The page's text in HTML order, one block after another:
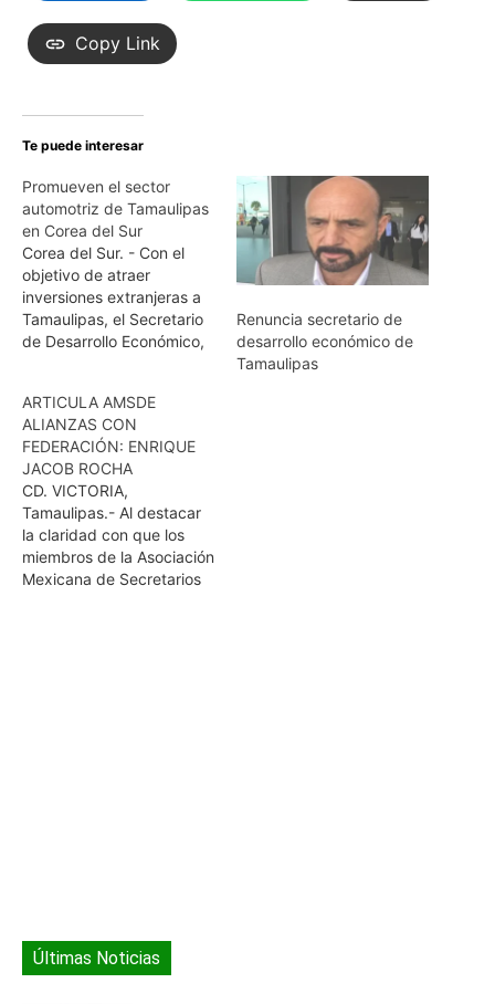
Copy Link
Te puede interesar
Promueven el sector
automotriz de Tamaulipas
en Corea del Sur
Corea del Sur. - Con el
objetivo de atraer
inversiones extranjeras a
Tamaulipas, el Secretario
de Desarrollo Económico,
competitivas de nuestro
estado en el Pabellón de
México, dentro del Seoul
Motor Show 2017 en
Corea del Sur. El Gobierno
del Estado impulsa la…
Renuncia secretario de
desarrollo económico de
Tamaulipas
ARTICULA AMSDE
ALIANZAS CON
FEDERACIÓN: ENRIQUE
JACOB ROCHA
CD. VICTORIA,
Tamaulipas.- Al destacar
la claridad con que los
miembros de la Asociación
Mexicana de Secretarios
Últimas Noticias